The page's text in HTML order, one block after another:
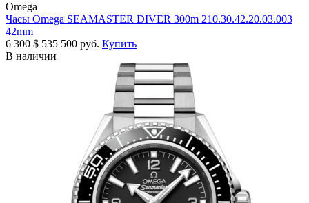
Omega
Часы Omega SEAMASTER DIVER 300m 210.30.42.20.03.003
42mm
6 300 $ 535 500 руб. Купить
В наличии